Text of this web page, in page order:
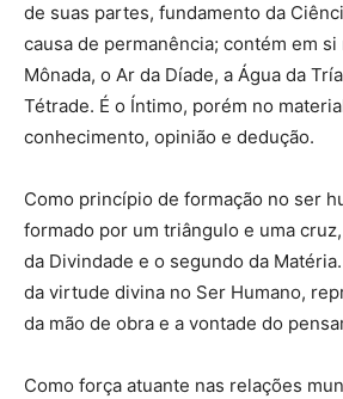
de suas partes, fundamento da
causa de permanência; contém em si
Mônada, o Ar da Díade, a Água da
Tétrade. É o Íntimo, porém no
conhecimento, opinião e dedução.
Como princípio de formação no ser
formado por um triângulo e uma
da Divindade e o segundo da
da virtude divina no Ser Humano,
da mão de obra e a vontade do
Como força atuante nas relações